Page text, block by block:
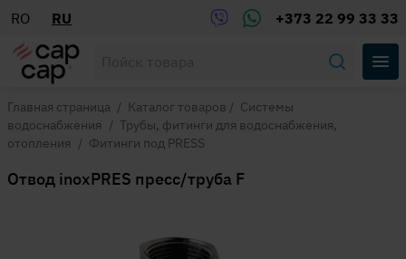
RO RU +373 22 99 33 33
Главная страница / Каталог товаров / Системы
водоснабжения / Трубы, фитинги для водоснабжения,
отопления / Фитинги под PRESS
Отвод inoxPRES пресс/труба F